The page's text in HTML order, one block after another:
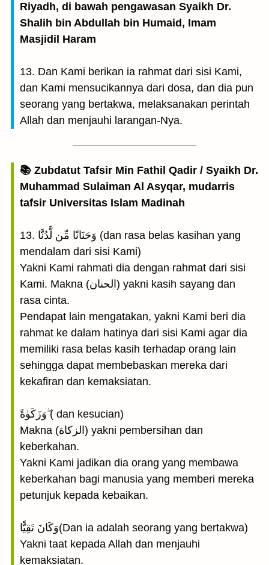
Riyadh, di bawah pengawasan Syaikh Dr.
Shalih bin Abdullah bin Humaid, Imam
Masjidil Haram
13. Dan Kami berikan ia rahmat dari sisi Kami,
dan Kami mensucikannya dari dosa, dan dia pun
seorang yang bertakwa, melaksanakan perintah
Allah dan menjauhi larangan-Nya.
📚 Zubdatut Tafsir Min Fathil Qadir / Syaikh Dr.
Muhammad Sulaiman Al Asyqar, mudarris
tafsir Universitas Islam Madinah
13. وَحَنَانًا مِّن لَّدُنَّا (dan rasa belas kasihan yang
mendalam dari sisi Kami)
Yakni Kami rahmati dia dengan rahmat dari sisi
Kami. Makna (الحنان) yakni kasih sayang dan
rasa cinta.
Pendapat lain mengatakan, yakni Kami beri dia
rahmat ke dalam hatinya dari sisi Kami agar dia
memiliki rasa belas kasih terhadap orang lain
sehingga dapat membebaskan mereka dari
kekafiran dan kemaksiatan.
وَزَكَوٰةً ۖ( dan kesucian)
Makna (الزكاة) yakni pembersihan dan
keberkahan.
Yakni Kami jadikan dia orang yang membawa
keberkahan bagi manusia yang memberi mereka
petunjuk kepada kebaikan.
وَكَانَ تَقِيًّا(Dan ia adalah seorang yang bertakwa)
Yakni taat kepada Allah dan menjauhi
kemaksiatan.